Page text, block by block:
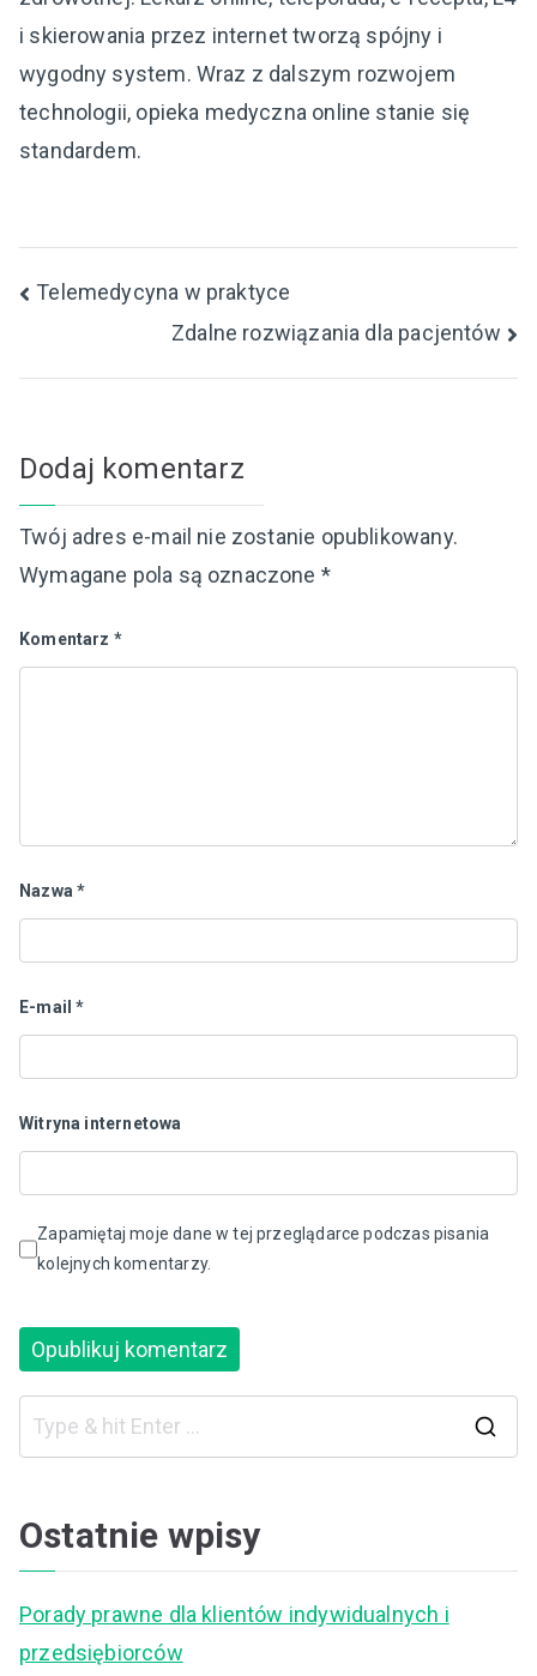
i skierowania przez internet tworzą spójny i
wygodny system. Wraz z dalszym rozwojem
technologii, opieka medyczna online stanie się
standardem.
Nawigacja
Telemedycyna w praktyce
Zdalne rozwiązania dla pacjentów
Dodaj komentarz
Twój adres e-mail nie zostanie opublikowany.
Wymagane pola są oznaczone *
Komentarz *
Nazwa*
E-mail*
Witryna internetowa
Zapamiętaj moje dane w tej przeglądarce podczas pisania
kolejnych komentarzy.
Ostatnie wpisy
Porady prawne dla klientów indywidualnych i
przedsiębiorców